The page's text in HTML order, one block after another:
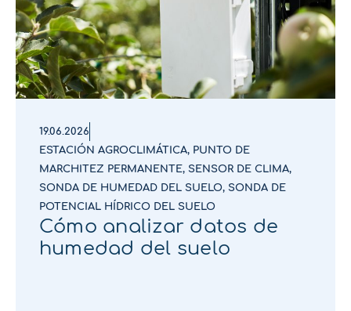
19.06.2026
ESTACIÓN AGROCLIMÁTICA, PUNTO DE
MARCHITEZ PERMANENTE, SENSOR DE CLIMA,
SONDA DE HUMEDAD DEL SUELO, SONDA DE
POTENCIAL HÍDRICO DEL SUELO
Cómo analizar datos de
humedad del suelo